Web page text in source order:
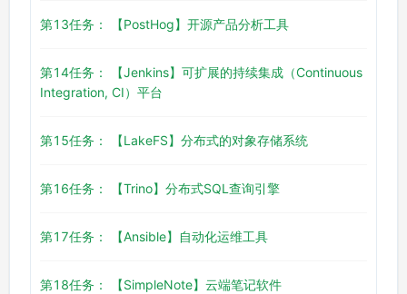
第13任务： 【PostHog】开源产品分析工具
第14任务： 【Jenkins】可扩展的持续集成（Continuous
Integration, CI）平台
第15任务： 【LakeFS】分布式的对象存储系统
第16任务： 【Trino】分布式SQL查询引擎
第17任务： 【Ansible】自动化运维工具
第18任务： 【SimpleNote】云端笔记软件